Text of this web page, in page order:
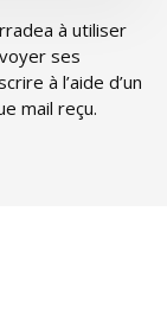
à utiliser
ses
à l’aide d’un
mail reçu.